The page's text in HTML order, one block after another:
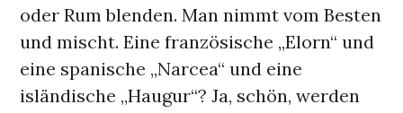
oder Rum blenden. Man nimmt vom Besten
und mischt. Eine französische „Elorn“ und
eine spanische „Narcea“ und eine
isländische „Haugur“? Ja, schön, werden